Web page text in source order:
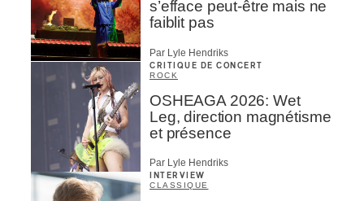
s’efface peut-être mais ne
faiblit pas
Par Lyle Hendriks
CRITIQUE DE CONCERT
ROCK
OSHEAGA 2026: Wet
Leg, direction magnétisme
et présence
Par Lyle Hendriks
INTERVIEW
CLASSIQUE